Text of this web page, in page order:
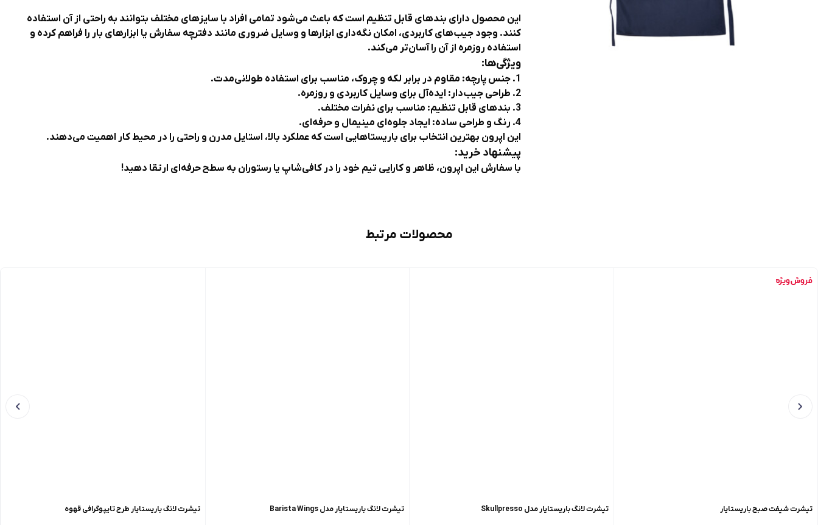
این محصول دارای بندهای قابل تنظیم است که باعث می‌شود تمامی افراد با سایزهای مختلف بتوانند به راحتی از آن استفاده
کنند. وجود جیب‌های کاربردی، امکان نگه‌داری ابزارها و وسایل ضروری مانند دفترچه سفارش یا ابزارهای بار را فراهم کرده و
استفاده روزمره از آن را آسان‌تر می‌کند.
ویژگی‌ها:
1. جنس پارچه: مقاوم در برابر لکه و چروک، مناسب برای استفاده طولانی‌مدت.
2. طراحی جیب‌دار: ایده‌آل برای وسایل کاربردی و روزمره.
3. بندهای قابل تنظیم: مناسب برای نفرات مختلف.
4. رنگ و طراحی ساده: ایجاد جلوه‌ای مینیمال و حرفه‌ای.
این اپرون بهترین انتخاب برای باریستاهایی است که عملکرد بالا، استایل مدرن و راحتی را در محیط کار اهمیت می‌دهند.
پیشنهاد خرید:
با سفارش این اپرون، ظاهر و کارایی تیم خود را در کافی‌شاپ یا رستوران به سطح حرفه‌ای ارتقا دهید!
محصولات مرتبط
تیشرت شیفت صبح باریستایار تیشرت لانگ باریستایار مدل Skullpresso تیشرت لانگ باریستایار مدل Barista Wings تیشرت لانگ باریستایار طرح تایپوگرافی قهوه